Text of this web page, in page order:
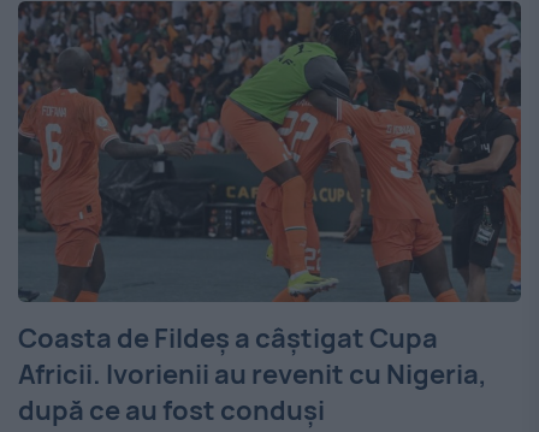
Coasta de Fildeș a câștigat Cupa
Africii. Ivorienii au revenit cu Nigeria,
după ce au fost conduși